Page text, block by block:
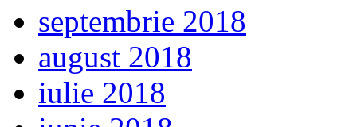
septembrie 2018
august 2018
iulie 2018